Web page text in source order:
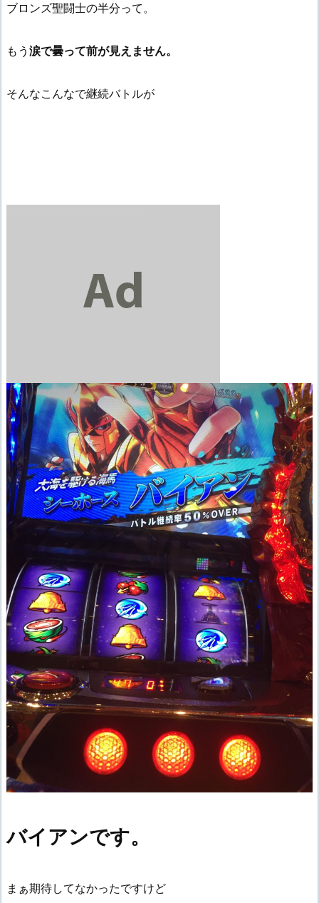
ブロンズ聖闘士の半分って。
もう 涙で曇って前が見えません。
そんなこんなで継続バトルが
バイアンです。
まぁ期待してなかったですけど